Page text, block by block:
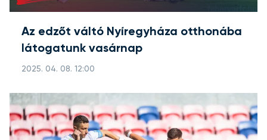
Az edzőt váltó Nyíregyháza otthonába
látogatunk vasárnap
2025. 04. 08. 12:00